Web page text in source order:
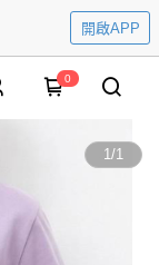
開啟APP
0
1/1